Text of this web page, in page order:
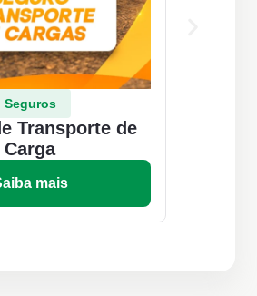
Seguros
Transporte de
Carga
mais